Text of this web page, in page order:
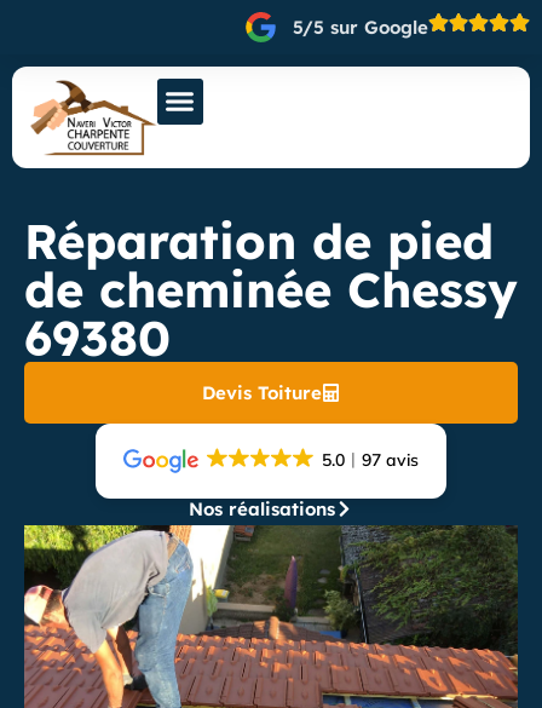
5/5 sur Google
Réparation de pied
de cheminée Chessy
69380
Devis Toiture
5.0 97 avis
Nos réalisations